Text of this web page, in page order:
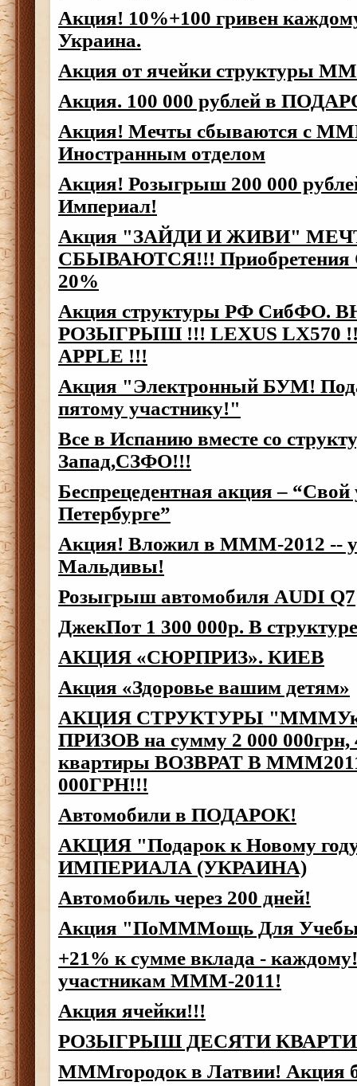
Акция! 10%+100 гривен
Украина.
Акция от ячейки структуры
Акция. 100 000 рублей в
Акция! Мечты сбываются с
Иностранным отделом
Акция! Розыгрыш 200 000
Империал!
Акция "ЗАЙДИ И ЖИВИ"
СБЫВАЮТСЯ!!! Приобретения
20%
Акция структуры РФ СибФО.
РОЗЫГРЫШ !!! LEXUS LX570
APPLE !!!
Акция "Электронный БУМ!
пятому участнику!"
Все в Испанию вместе со
Запад,СЗФО!!!
Беспрецедентная акция –
Петербурге”
Акция! Вложил в МММ-2012 --
Мальдивы!
Розыгрыш автомобиля AUDI Q7
ДжекПот 1 300 000р. В
АКЦИЯ «СЮРПРИЗ». КИЕВ
Акция «Здоровье вашим детям»
АКЦИЯ СТРУКТУРЫ
ПРИЗОВ на сумму 2 000
квартиры ВОЗВРАТ В
000ГРН!!!
Автомобили в ПОДАРОК!
АКЦИЯ "Подарок к Новому
ИМПЕРИАЛА (УКРАИНА)
Автомобиль через 200 дней!
Акция "ПоМММощь Для
+21% к сумме вклада -
участникам МММ-2011!
Акция ячейки!!!
РОЗЫГРЫШ ДЕСЯТИ
МММгородок в Латвии! Акция